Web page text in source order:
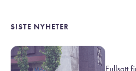
SISTE NYHETER
Fullsatt